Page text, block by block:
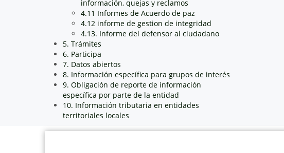
información, quejas y reclamos
4.11 Informes de Acuerdo de paz
4.12 informe de gestion de integridad
4.13. Informe del defensor al ciudadano
5. Trámites
6. Participa
7. Datos abiertos
8. Información específica para grupos de interés
9. Obligación de reporte de información
específica por parte de la entidad
10. Información tributaria en entidades
territoriales locales